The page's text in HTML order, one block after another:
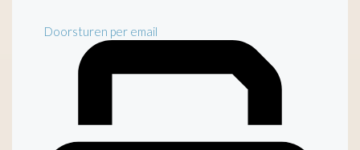
Doorsturen per email